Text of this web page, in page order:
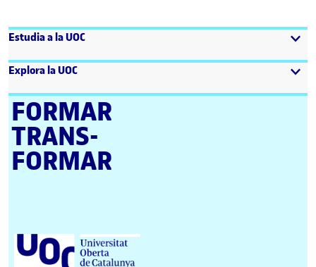
Estudia a la UOC
Explora la UOC
FORMAR
TRANS­
FORMAR
Universitat Oberta de Catalunya (UOC)